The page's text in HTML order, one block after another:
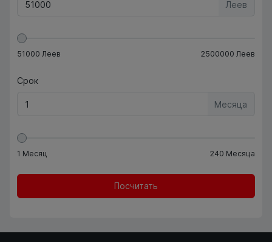
Леев
51000 Леев 2500000 Леев
Срок
Месяца
1 Месяц 240 Месяца
Посчитать